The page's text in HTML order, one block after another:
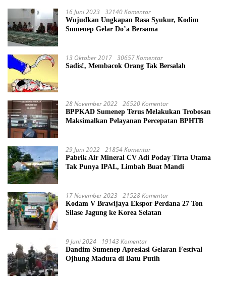
16 Juni 2023 32140 Komentar
Wujudkan Ungkapan Rasa Syukur, Kodim
Sumenep Gelar Do’a Bersama
13 Oktober 2017 30657 Komentar
Sadis!, Membacok Orang Tak Bersalah
28 November 2022 26520 Komentar
BPPKAD Sumenep Terus Melakukan Trobosan
Maksimalkan Pelayanan Percepatan BPHTB
29 Juni 2022 21854 Komentar
Pabrik Air Mineral CV Adi Poday Tirta Utama
Tak Punya IPAL, Limbah Buat Mandi
17 November 2023 21528 Komentar
Kodam V Brawijaya Ekspor Perdana 27 Ton
Silase Jagung ke Korea Selatan
9 Juni 2024 19143 Komentar
Dandim Sumenep Apresiasi Gelaran Festival
Ojhung Madura di Batu Putih